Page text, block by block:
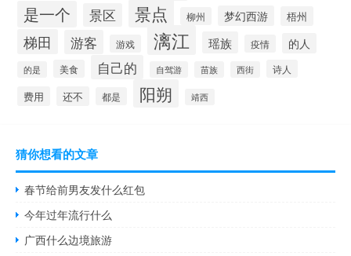
是一个 景区 景点 柳州 梦幻西游 梧州
梯田 游客 游戏 漓江 瑶族 疫情 的人
的是 美食 自己的 自驾游 苗族 西街 诗人
费用 还不 都是 阳朔 靖西
猜你想看的文章
春节给前男友发什么红包
今年过年流行什么
广西什么边境旅游